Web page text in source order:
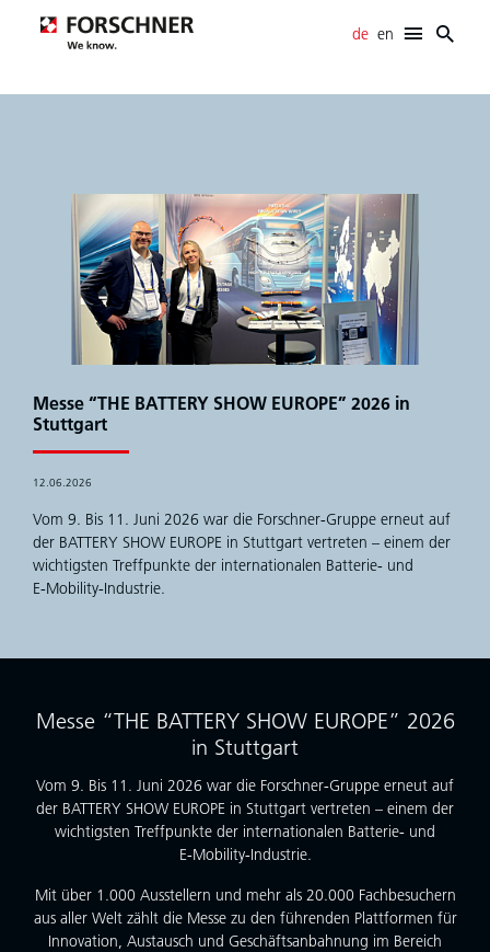
de en
SCR-Systeme
Entwicklungsunterstützung
News
Karriere
Info- / Download-Center
Kontakt
Messe “THE BATTERY SHOW EUROPE” 2026 in
Stuttgart
12.06.2026
Vom 9. Bis 11. Juni 2026 war die Forschner‑Gruppe erneut auf
der BATTERY SHOW EUROPE in Stuttgart vertreten – einem der
wichtigsten Treffpunkte der internationalen Batterie‑ und
E‑Mobility‑Industrie.
Messe “THE BATTERY SHOW EUROPE” 2026
in Stuttgart
Vom 9. Bis 11. Juni 2026 war die Forschner‑Gruppe erneut auf
der BATTERY SHOW EUROPE in Stuttgart vertreten – einem der
wichtigsten Treffpunkte der internationalen Batterie‑ und
E‑Mobility‑Industrie.
Mit über 1.000 Ausstellern und mehr als 20.000 Fachbesuchern
aus aller Welt zählt die Messe zu den führenden Plattformen für
Innovation, Austausch und Geschäftsanbahnung im Bereich